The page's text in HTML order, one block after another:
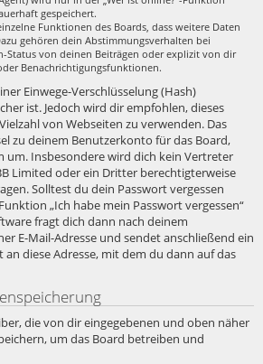
gespeichert.
Funktionen des Boards, dass weitere Daten
gehören dein Abstimmungsverhalten bei
Status von deinen Beiträgen oder explizit von dir
Benachrichtigungsfunktionen.
Einwege-Verschlüsselung (Hash)
ist. Jedoch wird dir empfohlen, dieses
von Webseiten zu verwenden. Das
zu deinem Benutzerkonto für das Board,
um. Insbesondere wird dich kein Vertreter
Limited oder ein Dritter berechtigterweise
Solltest du dein Passwort vergessen
„Ich habe mein Passwort vergessen“
fragt dich dann nach deinem
E-Mail-Adresse und sendet anschließend ein
an diese Adresse, mit dem du dann auf das
die von dir eingegebenen und oben näher
um das Board betreiben und